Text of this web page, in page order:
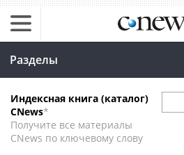
Разделы
Индексная книга (каталог)
CNews*
Получите все материалы
CNews по ключевому слову